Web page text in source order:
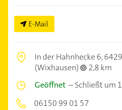
E-Mail
In der Hahnhecke 6,
(Wixhausen)
2,8 km
Geöffnet –Schließt um
06150 99 01 57